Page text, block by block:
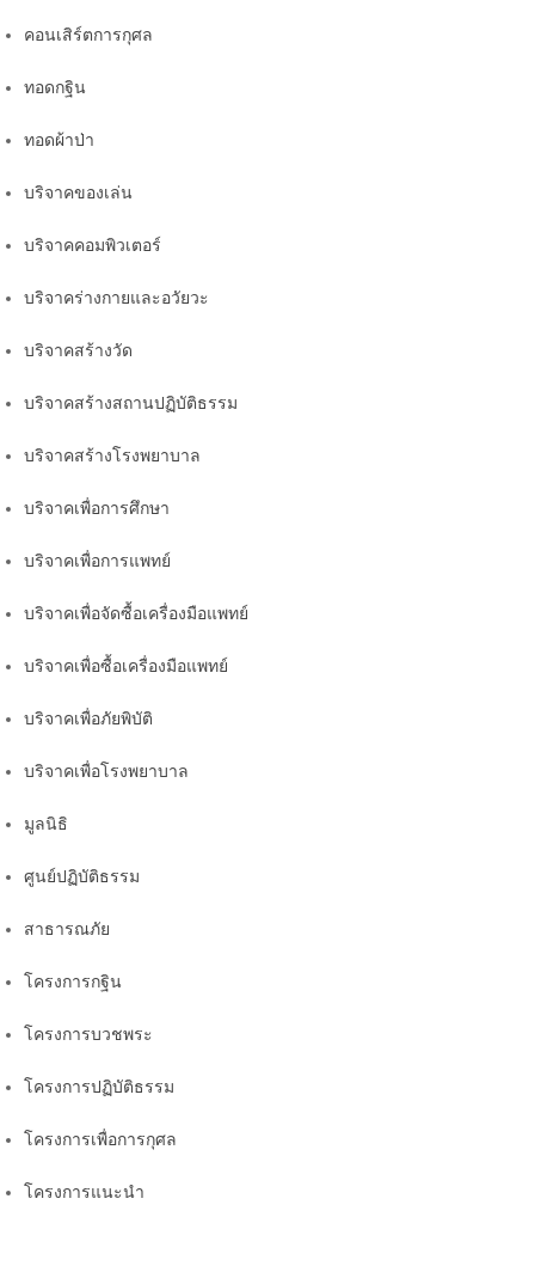
คอนเสิร์ตการกุศล
ทอดกฐิน
ทอดผ้าป่า
บริจาคของเล่น
บริจาคคอมพิวเตอร์
บริจาคร่างกายและอวัยวะ
บริจาคสร้างวัด
บริจาคสร้างสถานปฏิบัติธรรม
บริจาคสร้างโรงพยาบาล
บริจาคเพื่อการศึกษา
บริจาคเพื่อการแพทย์
บริจาคเพื่อจัดซื้อเครื่องมือแพทย์
บริจาคเพื่อซื้อเครื่องมือแพทย์
บริจาคเพื่อภัยพิบัติ
บริจาคเพื่อโรงพยาบาล
มูลนิธิ
ศูนย์ปฏิบัติธรรม
สาธารณภัย
โครงการกฐิน
โครงการบวชพระ
โครงการปฏิบัติธรรม
โครงการเพื่อการกุศล
โครงการแนะนำ